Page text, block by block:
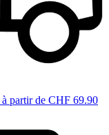
à partir de CHF 69.90